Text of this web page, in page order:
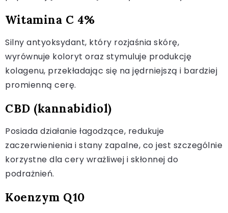
Witamina C 4%
Silny antyoksydant, który rozjaśnia skórę,
wyrównuje koloryt oraz stymuluje produkcję
kolagenu, przekładając się na jędrniejszą i bardziej
promienną cerę.
CBD (kannabidiol)
Posiada działanie łagodzące, redukuje
zaczerwienienia i stany zapalne, co jest szczególnie
korzystne dla cery wrażliwej i skłonnej do
podrażnień.
Koenzym Q10